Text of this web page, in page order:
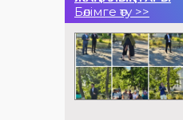
Бөлімге өту >>